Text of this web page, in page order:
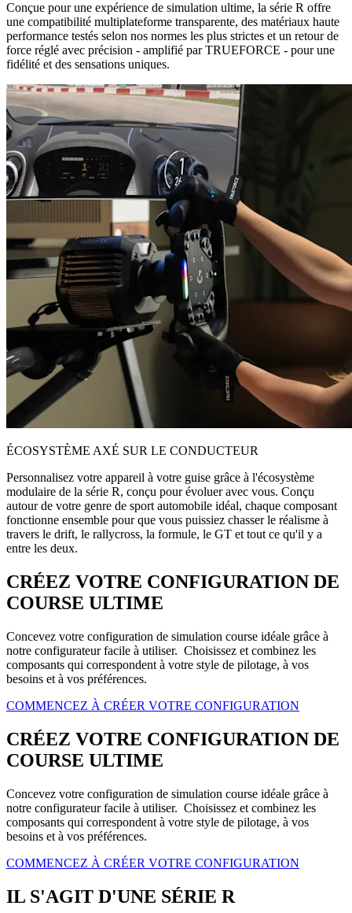
Conçue pour une expérience de simulation ultime, la série R offre
une compatibilité multiplateforme transparente, des matériaux haute
performance testés selon nos normes les plus strictes et un retour de
force réglé avec précision - amplifié par TRUEFORCE - pour une
fidélité et des sensations uniques.
ÉCOSYSTÈME AXÉ SUR LE CONDUCTEUR
Personnalisez votre appareil à votre guise grâce à l'écosystème
modulaire de la série R, conçu pour évoluer avec vous. Conçu
autour de votre genre de sport automobile idéal, chaque composant
fonctionne ensemble pour que vous puissiez chasser le réalisme à
travers le drift, le rallycross, la formule, le GT et tout ce qu'il y a
entre les deux.
CRÉEZ VOTRE CONFIGURATION DE
COURSE ULTIME
Concevez votre configuration de simulation course idéale grâce à
notre configurateur facile à utiliser. Choisissez et combinez les
composants qui correspondent à votre style de pilotage, à vos
besoins et à vos préférences.
COMMENCEZ À CRÉER VOTRE CONFIGURATION
CRÉEZ VOTRE CONFIGURATION DE
COURSE ULTIME
Concevez votre configuration de simulation course idéale grâce à
notre configurateur facile à utiliser. Choisissez et combinez les
composants qui correspondent à votre style de pilotage, à vos
besoins et à vos préférences.
COMMENCEZ À CRÉER VOTRE CONFIGURATION
IL S'AGIT D'UNE SÉRIE R